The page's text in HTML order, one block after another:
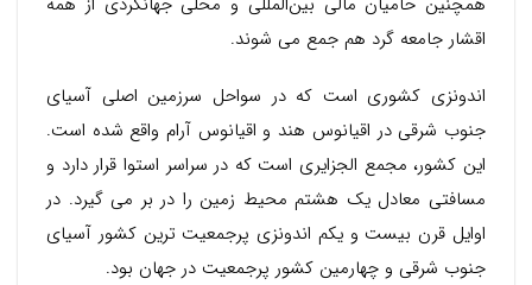
اقشار جامعه گرد هم جمع می شوند.
اندونزی کشوری است که در سواحل سرزمین اصلی آسیای
جنوب شرقی در اقیانوس هند و اقیانوس آرام واقع شده است.
این کشور، مجمع الجزایری است که در سراسر استوا قرار دارد و
مسافتی معادل یک هشتم محیط زمین را در بر می گیرد. در
اوایل قرن بیست و یکم اندونزی پرجمعیت ترین کشور آسیای
جنوب شرقی و چهارمین کشور پرجمعیت در جهان بود.